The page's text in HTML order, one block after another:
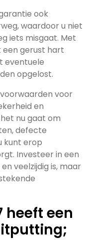
ook
waardoor u niet
iets misgaat. Met
een gerust hart
eventuele
opgelost.
voor
en
nu gaat om
defecte
kunt erop
Investeer in een
veelzijdig is, maar
heeft een